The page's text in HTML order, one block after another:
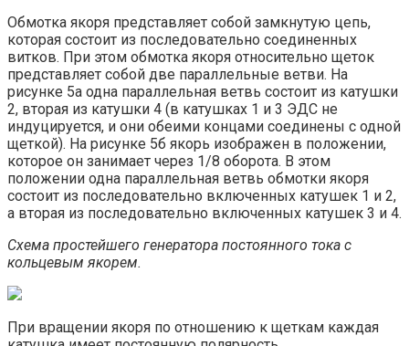
Обмотка якоря представляет собой замкнутую цепь,
которая состоит из последовательно соединенных
витков. При этом обмотка якоря относительно щеток
представляет собой две параллельные ветви. На
рисунке 5а одна параллельная ветвь состоит из катушки
2, вторая из катушки 4 (в катушках 1 и 3 ЭДС не
индуцируется, и они обеими концами соединены с одной
щеткой). На рисунке 5б якорь изображен в положении,
которое он занимает через 1/8 оборота. В этом
положении одна параллельная ветвь обмотки якоря
состоит из последовательно включенных катушек 1 и 2,
а вторая из последовательно включенных катушек 3 и 4.
Схема простейшего генератора постоянного тока с
кольцевым якорем.
При вращении якоря по отношению к щеткам каждая